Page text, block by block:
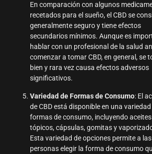
En comparación con algunos
recetados para el sueño, el CBD se
generalmente seguro y tiene efectos
secundarios mínimos. Aunque es
hablar con un profesional de la salud
comenzar a tomar CBD, en general, se
bien y rara vez causa efectos adversos
significativos.
Variedad de Formas de Consumo: El
de CBD está disponible en una
formas de consumo, incluyendo aceites
tópicos, cápsulas, gomitas y
Esta variedad de opciones permite a las
personas elegir la forma de consumo